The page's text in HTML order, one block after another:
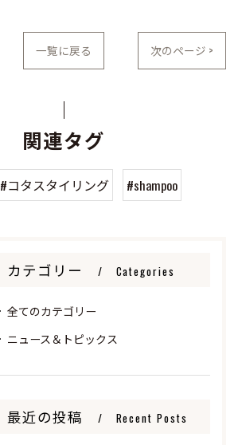
一覧に戻る 次のページ >
関連タグ
#コタスタイリング #shampoo
カテゴリー Categories
全てのカテゴリー
ニュース＆トピックス
最近の投稿 Recent Posts